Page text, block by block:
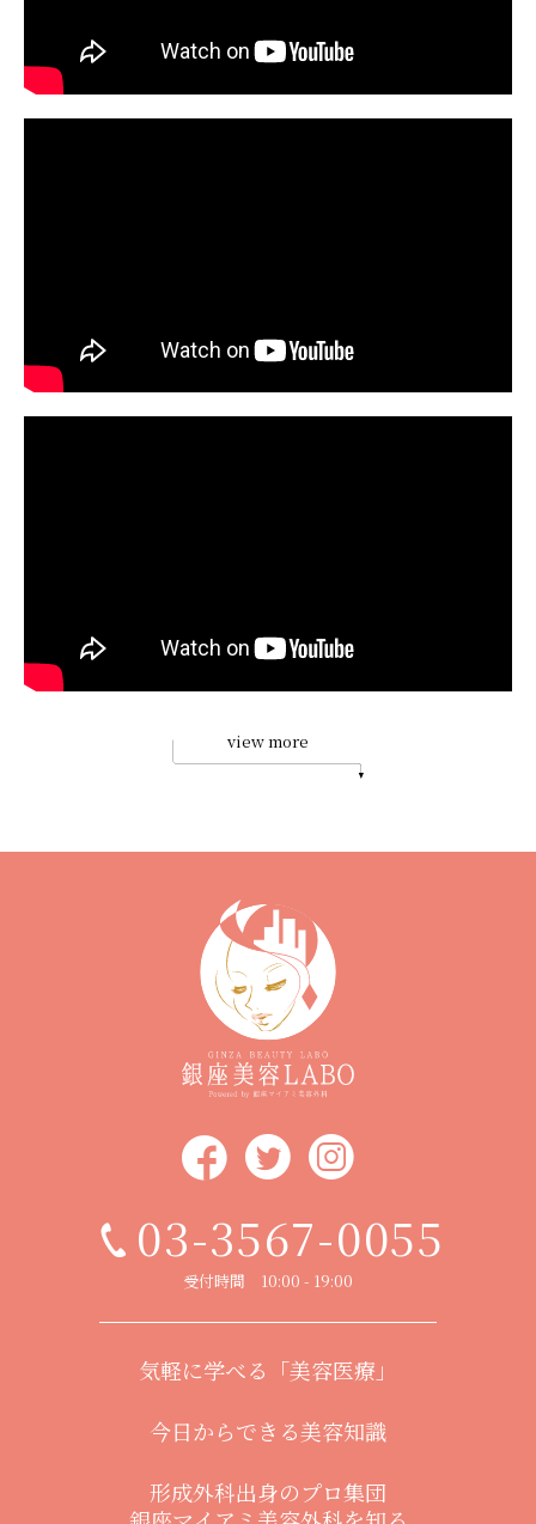
view more
03-3567-0055
受付時間 10:00 - 19:00
気軽に学べる「美容医療」
今日からできる美容知識
形成外科出身のプロ集団